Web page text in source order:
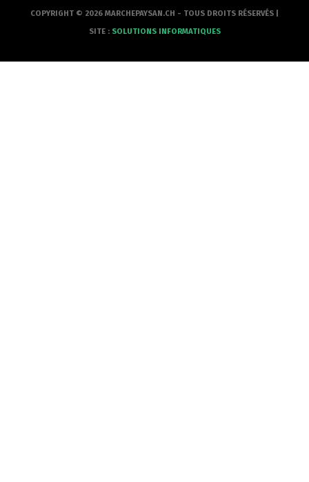
COPYRIGHT © 2026 MARCHEPAYSAN.CH - TOUS DROITS RÉSERVÉS |
SITE : SOLUTIONS INFORMATIQUES